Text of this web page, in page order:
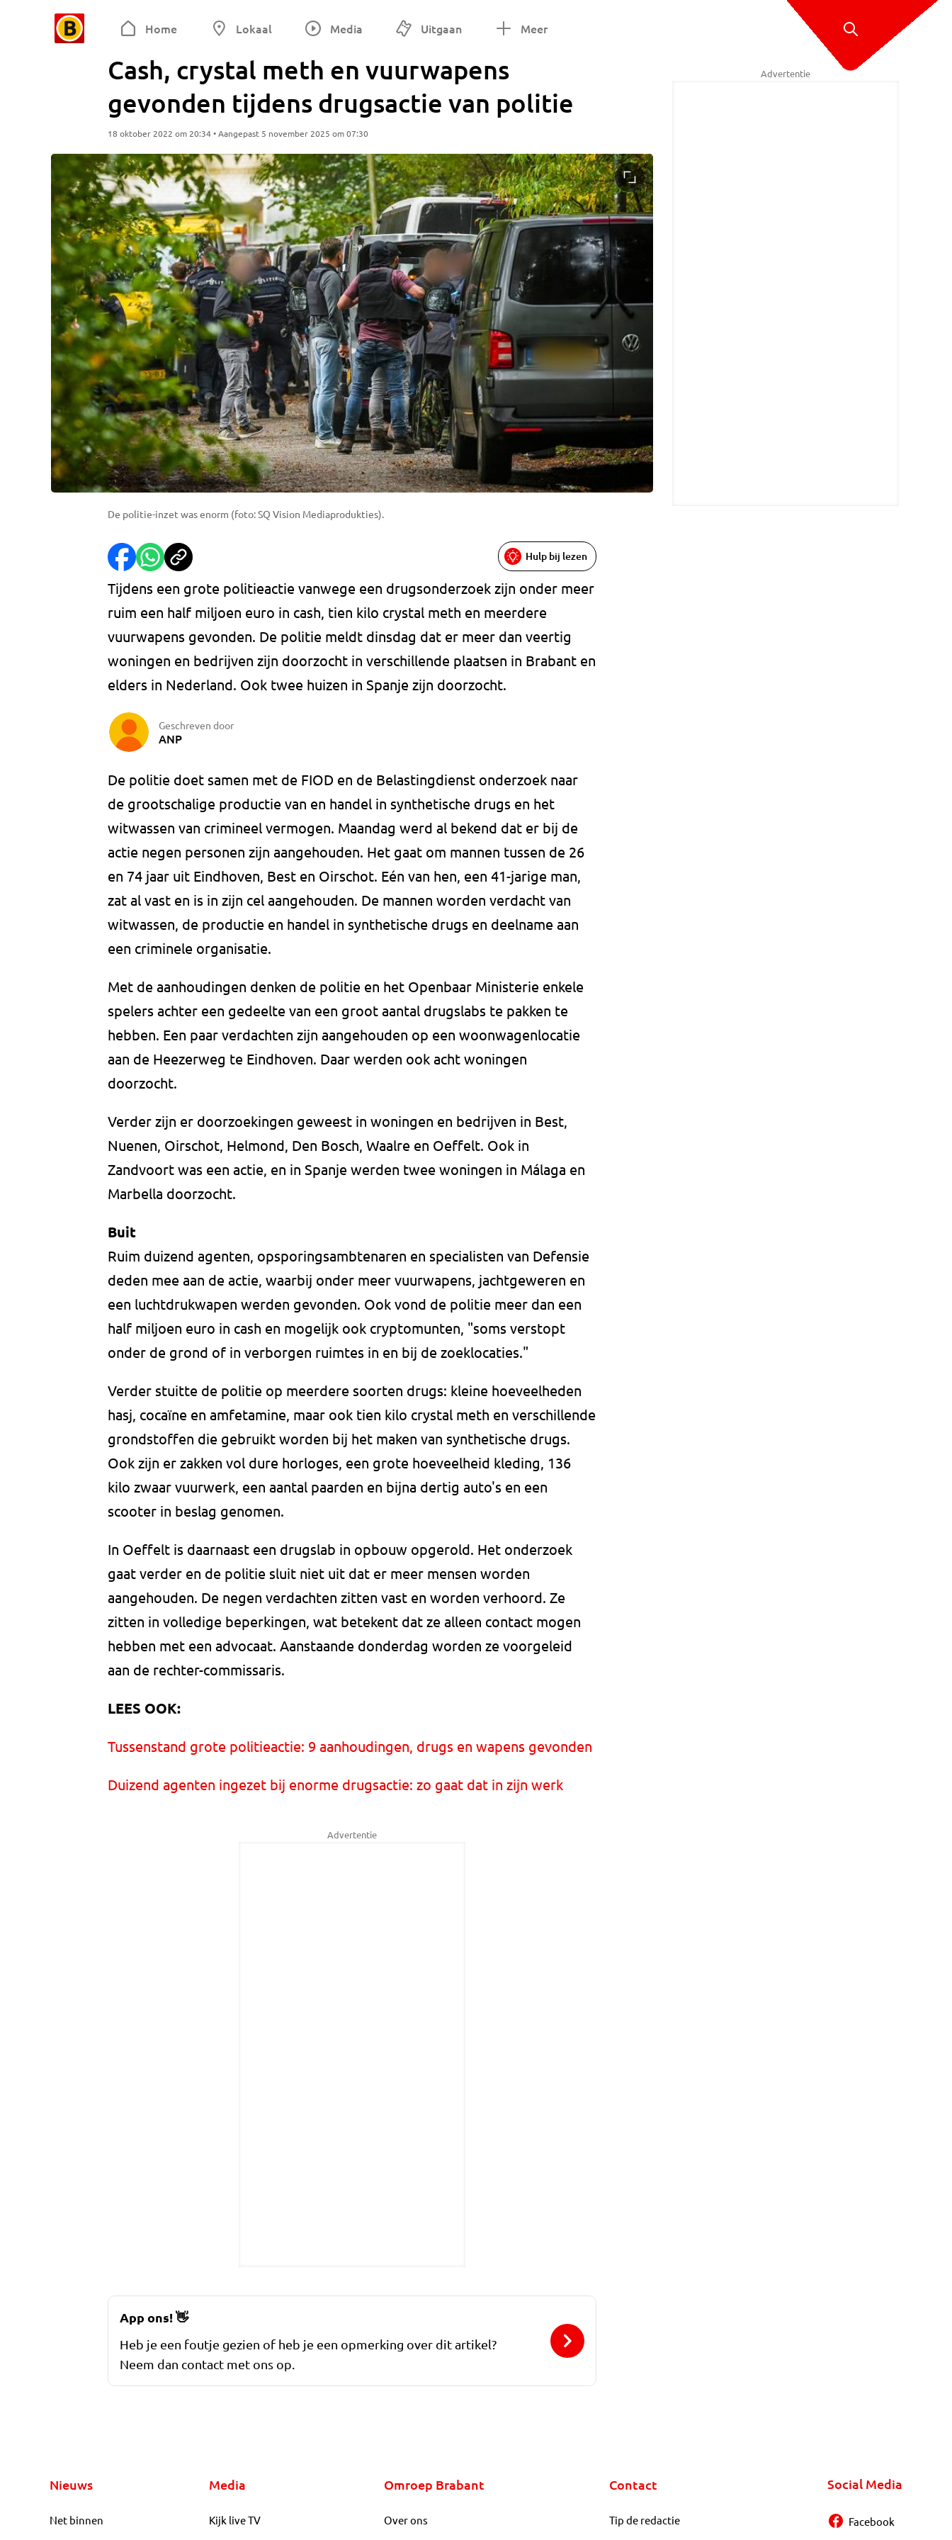
Home Lokaal Media Uitgaan Meer
Cash, crystal meth en vuurwapens
gevonden tijdens drugsactie van politie
18 oktober 2022 om 20:34 • Aangepast 5 november 2025 om 07:30
De politie-inzet was enorm (foto: SQ Vision Mediaprodukties).
Hulp bij lezen
Tijdens een grote politieactie vanwege een drugsonderzoek zijn onder meer
ruim een half miljoen euro in cash, tien kilo crystal meth en meerdere
vuurwapens gevonden. De politie meldt dinsdag dat er meer dan veertig
woningen en bedrijven zijn doorzocht in verschillende plaatsen in Brabant en
elders in Nederland. Ook twee huizen in Spanje zijn doorzocht.
Geschreven door
ANP
De politie doet samen met de FIOD en de Belastingdienst onderzoek naar
de grootschalige productie van en handel in synthetische drugs en het
witwassen van crimineel vermogen. Maandag werd al bekend dat er bij de
actie negen personen zijn aangehouden. Het gaat om mannen tussen de 26
en 74 jaar uit Eindhoven, Best en Oirschot. Eén van hen, een 41-jarige man,
zat al vast en is in zijn cel aangehouden. De mannen worden verdacht van
witwassen, de productie en handel in synthetische drugs en deelname aan
een criminele organisatie.
Met de aanhoudingen denken de politie en het Openbaar Ministerie enkele
spelers achter een gedeelte van een groot aantal drugslabs te pakken te
hebben. Een paar verdachten zijn aangehouden op een woonwagenlocatie
aan de Heezerweg te Eindhoven. Daar werden ook acht woningen
doorzocht.
Verder zijn er doorzoekingen geweest in woningen en bedrijven in Best,
Nuenen, Oirschot, Helmond, Den Bosch, Waalre en Oeffelt. Ook in
Zandvoort was een actie, en in Spanje werden twee woningen in Málaga en
Marbella doorzocht.
Buit
Ruim duizend agenten, opsporingsambtenaren en specialisten van Defensie
deden mee aan de actie, waarbij onder meer vuurwapens, jachtgeweren en
een luchtdrukwapen werden gevonden. Ook vond de politie meer dan een
half miljoen euro in cash en mogelijk ook cryptomunten, "soms verstopt
onder de grond of in verborgen ruimtes in en bij de zoeklocaties."
Verder stuitte de politie op meerdere soorten drugs: kleine hoeveelheden
hasj, cocaïne en amfetamine, maar ook tien kilo crystal meth en verschillende
grondstoffen die gebruikt worden bij het maken van synthetische drugs.
Ook zijn er zakken vol dure horloges, een grote hoeveelheid kleding, 136
kilo zwaar vuurwerk, een aantal paarden en bijna dertig auto's en een
scooter in beslag genomen.
In Oeffelt is daarnaast een drugslab in opbouw opgerold. Het onderzoek
gaat verder en de politie sluit niet uit dat er meer mensen worden
aangehouden. De negen verdachten zitten vast en worden verhoord. Ze
zitten in volledige beperkingen, wat betekent dat ze alleen contact mogen
hebben met een advocaat. Aanstaande donderdag worden ze voorgeleid
aan de rechter-commissaris.
LEES OOK:
Tussenstand grote politieactie: 9 aanhoudingen, drugs en wapens gevonden
Duizend agenten ingezet bij enorme drugsactie: zo gaat dat in zijn werk
Advertentie
Advertentie
App ons!👋
Heb je een foutje gezien of heb je een opmerking over dit artikel?
Neem dan contact met ons op.
Nieuws
Net binnen
Media
Kijk live TV
Omroep Brabant
Over ons
Contact
Tip de redactie
Social Media
Facebook